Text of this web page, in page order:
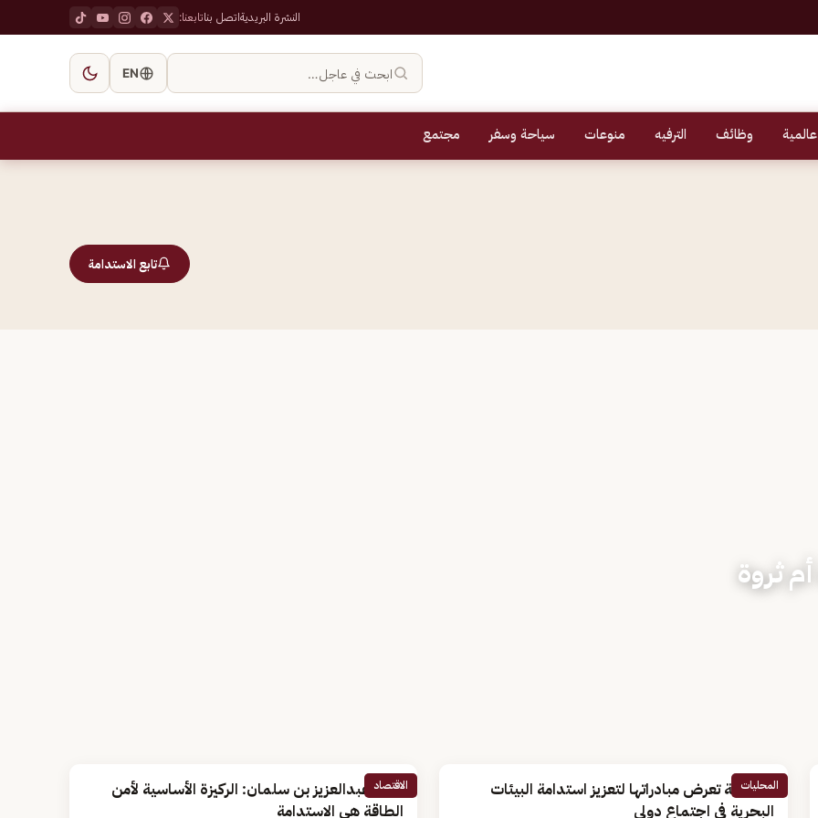
النشرة البريديةاتصل بناتابعنا:
ابحث في عاجل… EN
وظائف الترفيه منوعات سياحة وسفر مجتمع
تابع الاستدامة
ثروة
المحليات
المملكة تعرض مبادراتها لتعزيز استدامة البيئات
البحرية في اجتماع دولي
الاقتصاد
الأمير عبدالعزيز بن سلمان: الركيزة الأساسية لأمن
الطاقة هي الاستدامة